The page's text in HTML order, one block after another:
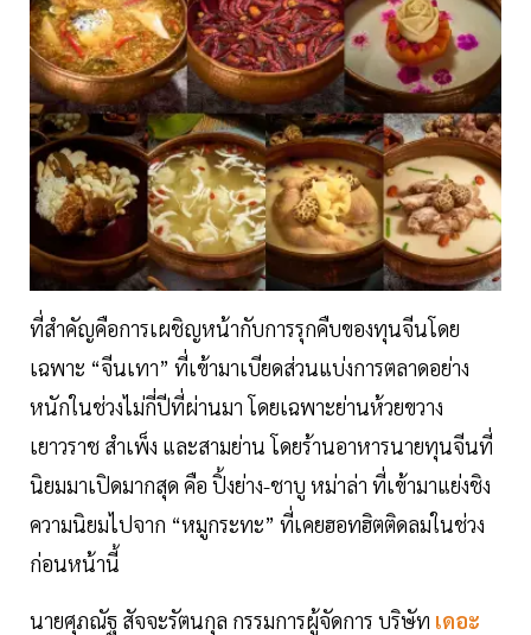
ที่สำคัญคือการเผชิญหน้ากับการรุกคืบของทุนจีนโดย
เฉพาะ “จีนเทา” ที่เข้ามาเบียดส่วนแบ่งการตลาดอย่าง
หนักในช่วงไม่กี่ปีที่ผ่านมา โดยเฉพาะย่านห้วยขวาง
เยาวราช สำเพ็ง และสามย่าน โดยร้านอาหารนายทุนจีนที่
นิยมมาเปิดมากสุด คือ ปิ้งย่าง-ชาบู หม่าล่า ที่เข้ามาแย่งชิง
ความนิยมไปจาก “หมูกระทะ” ที่เคยฮอทฮิตติดลมในช่วง
ก่อนหน้านี้
นายศุภณัฐ สัจจะรัตนกุล กรรมการผู้จัดการ บริษัท เดอะ